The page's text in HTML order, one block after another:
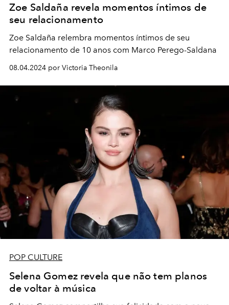
Zoe Saldaña revela momentos íntimos de
seu relacionamento
Zoe Saldaña relembra momentos íntimos de seu
relacionamento de 10 anos com Marco Perego-Saldana
08.04.2024 por Victoria Theonila
POP CULTURE
Selena Gomez revela que não tem planos
de voltar à música